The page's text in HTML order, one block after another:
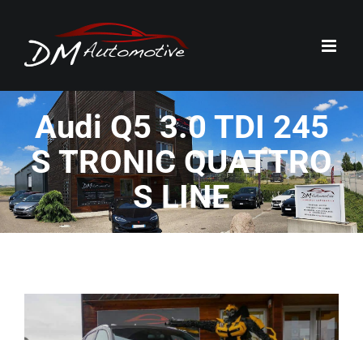
contenu
Audi Q5 3.0 TDI 245
S TRONIC QUATTRO
S LINE